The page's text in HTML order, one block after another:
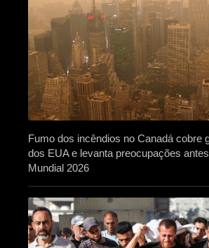
Fumo dos incêndios no Canadá cobre
dos EUA e levanta preocupações
Mundial 2026